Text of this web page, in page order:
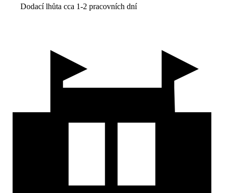
Dodací lhůta cca 1-2 pracovních dní